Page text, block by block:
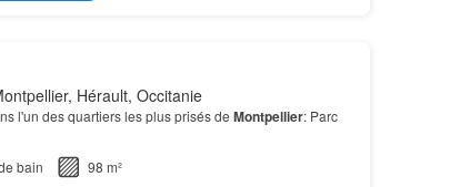
Hérault, Occitanie
l'un des quartiers les plus prisés de Montpellier: Parc
bain
98 m²